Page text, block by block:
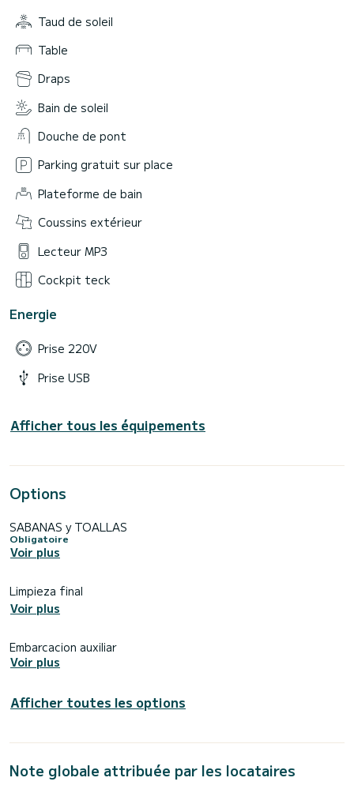
Taud de soleil
Table
Draps
Bain de soleil
Douche de pont
Parking gratuit sur place
Plateforme de bain
Coussins extérieur
Lecteur MP3
Cockpit teck
Energie
Prise 220V
Prise USB
Afficher tous les équipements
Options
SABANAS y TOALLAS
Obligatoire
Voir plus
Limpieza final
Voir plus
Embarcacion auxiliar
Voir plus
Afficher toutes les options
Note globale attribuée par les locataires